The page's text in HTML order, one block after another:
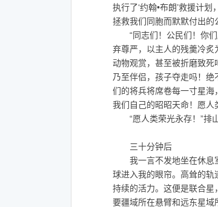
执行了‘约翰•布朗’救援计
拯救我们同胞而默默付出的
“同志们！公民们！你们
弃尊严，以主人的残羹冷
动物观赏，甚至被折磨致死
乃至伴侣，孩子夺走吗！
们的将兵将席卷每一寸星
我们自己的昭昭天命！愿人
“愿人类荣光永存！”排山
三十分钟后
我一言不发地坐在休息室
球进入我的眼帘。高耸的
持续的活力。这便是联合
要疆域所在悬臂和远东星